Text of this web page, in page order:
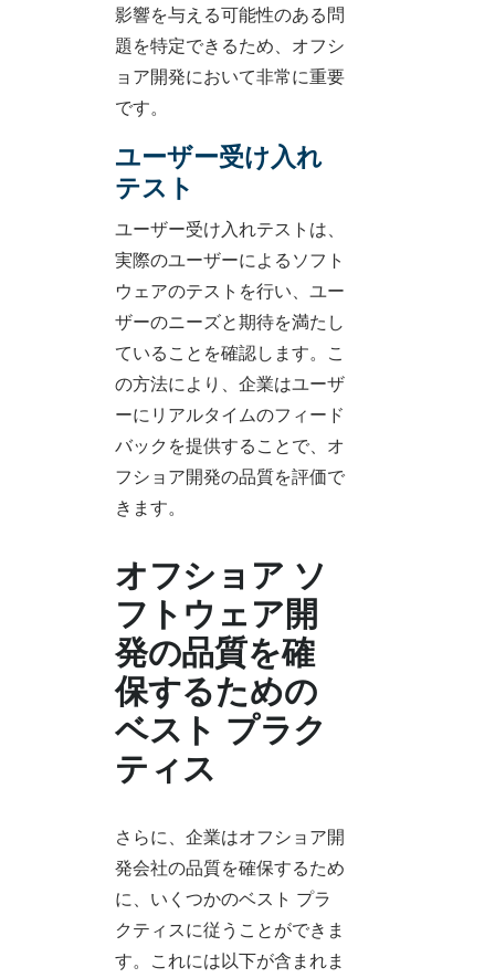
影響を与える可能性のある問
題を特定できるため、オフシ
ョア開発において非常に重要
です。
ユーザー受け入れ
テスト
ユーザー受け入れテストは、
実際のユーザーによるソフト
ウェアのテストを行い、ユー
ザーのニーズと期待を満たし
ていることを確認します。こ
の方法により、企業はユーザ
ーにリアルタイムのフィード
バックを提供することで、オ
フショア開発の品質を評価で
きます。
オフショア ソ
フトウェア開
発の品質を確
保するための
ベスト プラク
ティス
さらに、企業はオフショア開
発会社の品質を確保するため
に、いくつかのベスト プラ
クティスに従うことができま
す。これには以下が含まれま